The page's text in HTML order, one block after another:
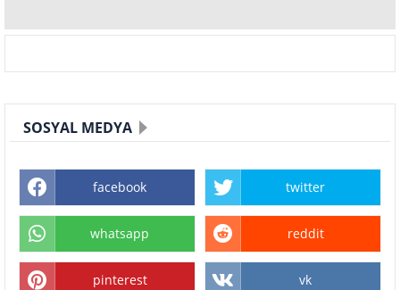
SOSYAL MEDYA
facebook twitter
whatsapp reddit
pinterest vk